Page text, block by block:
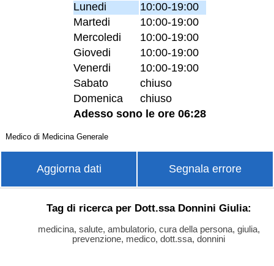
Lunedi
10:00-19:00
Martedi
10:00-19:00
Mercoledi
10:00-19:00
Giovedi
10:00-19:00
Venerdi
10:00-19:00
Sabato
chiuso
Domenica
chiuso
Adesso sono le ore 06:28
Medico di Medicina Generale
Aggiorna dati Segnala errore
Tag di ricerca per Dott.ssa Donnini Giulia:
medicina, salute, ambulatorio, cura della persona, giulia,
prevenzione, medico, dott.ssa, donnini